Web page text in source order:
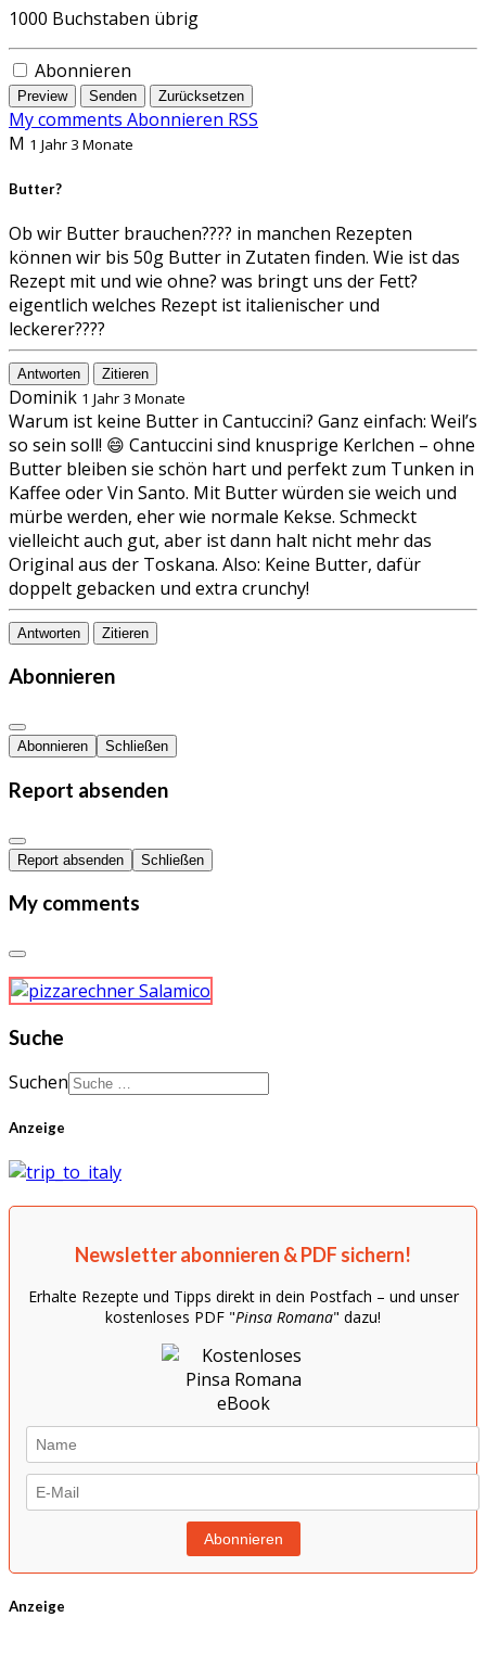
1000 Buchstaben übrig
Abonnieren
Preview Senden Zurücksetzen
My comments Abonnieren RSS
M 1 Jahr 3 Monate
Butter?
Ob wir Butter brauchen???? in manchen Rezepten
können wir bis 50g Butter in Zutaten finden. Wie ist das
Rezept mit und wie ohne? was bringt uns der Fett?
eigentlich welches Rezept ist italienischer und
leckerer????
Antworten Zitieren
Dominik 1 Jahr 3 Monate
Warum ist keine Butter in Cantuccini? Ganz einfach: Weil’s
so sein soll! 😄 Cantuccini sind knusprige Kerlchen – ohne
Butter bleiben sie schön hart und perfekt zum Tunken in
Kaffee oder Vin Santo. Mit Butter würden sie weich und
mürbe werden, eher wie normale Kekse. Schmeckt
vielleicht auch gut, aber ist dann halt nicht mehr das
Original aus der Toskana. Also: Keine Butter, dafür
doppelt gebacken und extra crunchy!
Antworten Zitieren
Abonnieren
Abonnieren Schließen
Report absenden
Report absenden Schließen
My comments
Suche
Suchen
Anzeige
Newsletter abonnieren & PDF sichern!
Erhalte Rezepte und Tipps direkt in dein Postfach – und unser
kostenloses PDF "Pinsa Romana" dazu!
Anzeige